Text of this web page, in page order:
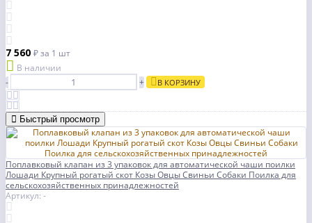
7 560 ₽за 1 шт
В наличии
-
+ В КОРЗИНУ
Быстрый просмотр
Поплавковый клапан из 3 упаковок для автоматической чаши поилки
Лошади Крупный рогатый скот Козы Овцы Свиньи Собаки Поилка для
сельскохозяйственных принадлежностей
Артикул: -